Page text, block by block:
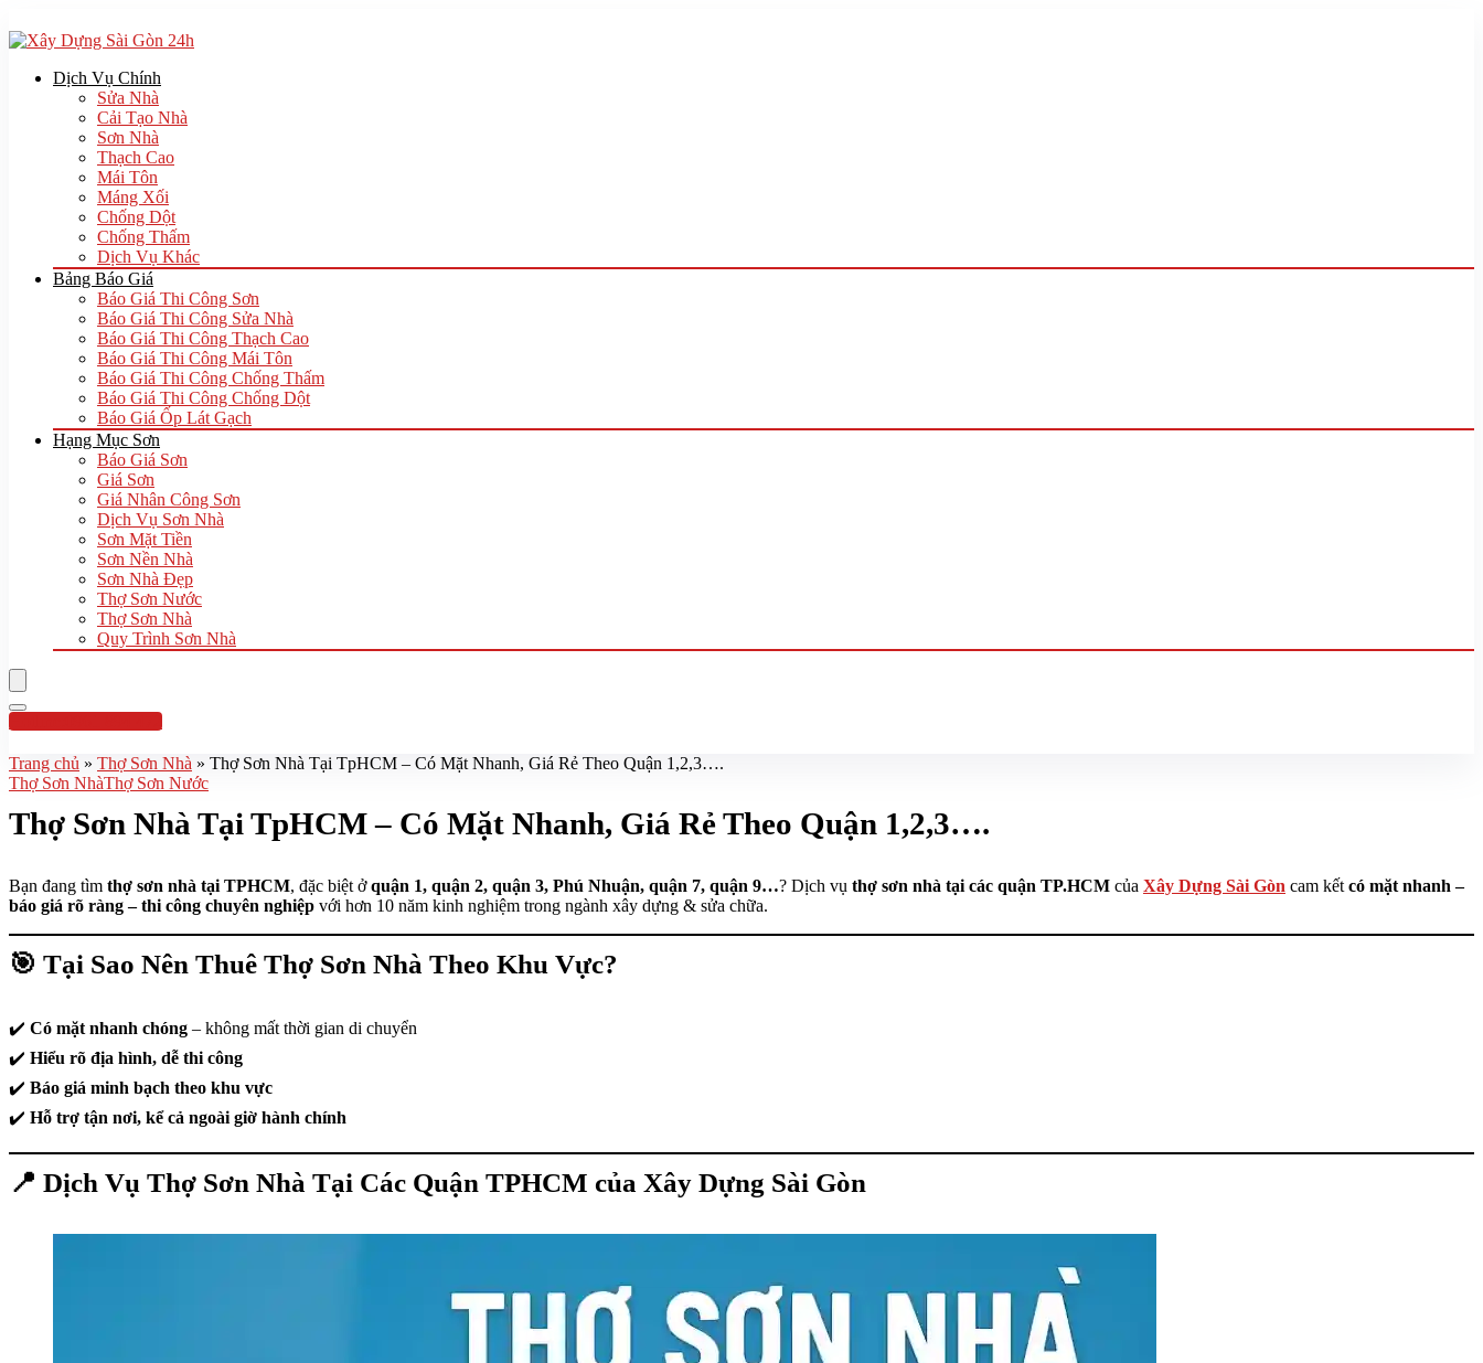
Dịch Vụ Chính
Sửa Nhà
Cải Tạo Nhà
Sơn Nhà
Thạch Cao
Mái Tôn
Máng Xối
Chống Dột
Chống Thấm
Dịch Vụ Khác
Bảng Báo Giá
Báo Giá Thi Công Sơn
Báo Giá Thi Công Sửa Nhà
Báo Giá Thi Công Thạch Cao
Báo Giá Thi Công Mái Tôn
Báo Giá Thi Công Chống Thấm
Báo Giá Thi Công Chống Dột
Báo Giá Ốp Lát Gạch
Hạng Mục Sơn
Báo Giá Sơn
Giá Sơn
Giá Nhân Công Sơn
Dịch Vụ Sơn Nhà
Sơn Mặt Tiền
Sơn Nền Nhà
Sơn Nhà Đẹp
Thợ Sơn Nước
Thợ Sơn Nhà
Quy Trình Sơn Nhà
Hotline:0961 894 472
Trang chủ » Thợ Sơn Nhà » Thợ Sơn Nhà Tại TpHCM – Có Mặt Nhanh, Giá Rẻ Theo Quận 1,2,3….
Thợ Sơn NhàThợ Sơn Nước
Thợ Sơn Nhà Tại TpHCM – Có Mặt Nhanh, Giá Rẻ Theo Quận 1,2,3….
Bạn đang tìm thợ sơn nhà tại TPHCM, đặc biệt ởquận 1, quận 2, quận 3, Phú Nhuận, quận 7, quận 9…? Dịch vụ thợ sơn nhà tại các quận TP.HCM của Xây Dựng Sài Gòn cam kết có mặt nhanh –
báo giá rõ ràng – thi công chuyên nghiệp với hơn 10 năm kinh nghiệm trong ngành xây dựng & sửa chữa.
🎯 Tại Sao Nên Thuê Thợ Sơn Nhà Theo Khu Vực?
✔️ Có mặt nhanh chóng – không mất thời gian di chuyển
✔️ Hiểu rõ địa hình, dễ thi công
✔️ Báo giá minh bạch theo khu vực
✔️ Hỗ trợ tận nơi, kể cả ngoài giờ hành chính
📍 Dịch Vụ Thợ Sơn Nhà Tại Các Quận TPHCM của Xây Dựng Sài Gòn